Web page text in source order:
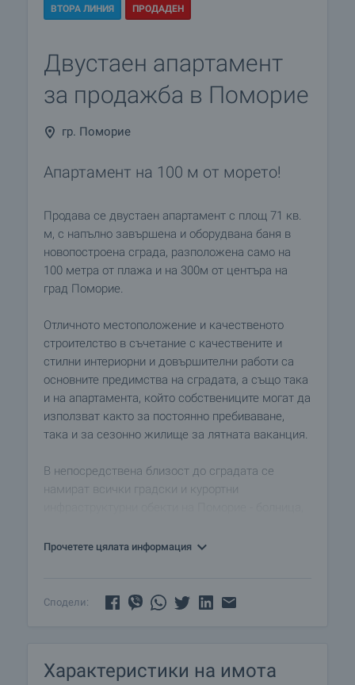
ВТОРА ЛИНИЯ ПРОДАДЕН
Двустаен апартамент
за продажба в Поморие
гр. Поморие
Апартамент на 100 м от морето!
Продава се двустаен апартамент с площ 71 кв.
м, с напълно завършена и оборудвана баня в
новопостроена сграда, разположена само на
100 метра от плажа и на 300м от центъра на
град Поморие.
Отличното местоположение и качественото
строителство в съчетание с качествените и
стилни интериорни и довършителни работи са
основните предимства на сградата, а също така
и на апартамента, който собствениците могат да
използват както за постоянно пребиваване,
така и за сезонно жилище за лятната ваканция.
В непосредствена близост до сградата се
намират всички градски и курортни
кафенета, ресторанти, магазини, спортни зали,
Близо до къщата е разположена градската,
Прочетете цялата информация
Сподели:
Характеристики на имота